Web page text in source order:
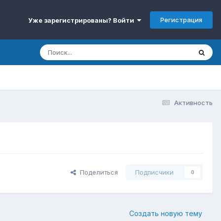
Уже зарегистрированы? Войти Регистрация
Активность
Поделиться Подписчики 0
Создать новую тему